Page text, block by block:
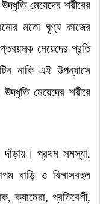
মেয়েদের শরীরের
মতো ঘৃণ্য কাজের
মেয়েদের প্রতি
নাকি এই উপন্যাসে
মেয়েদের শরীরে
।প্রথম সমস্যা,
বাড়ি ও বিলাসবহুল
ক্যামেরা, প্রতিবেশী,